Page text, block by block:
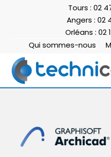
Tours : 02
Angers : 02
Orléans : 02
Qui sommes-nous